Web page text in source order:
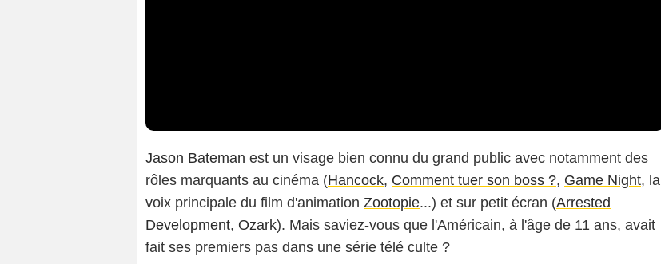
Jason Bateman est un visage bien connu du grand public avec notamment des
rôles marquants au cinéma (Hancock, Comment tuer son boss ?, Game Night, la
voix principale du film d'animation Zootopie...) et sur petit écran (Arrested
Development, Ozark). Mais saviez-vous que l'Américain, à l'âge de 11 ans, avait
fait ses premiers pas dans une série télé culte ?